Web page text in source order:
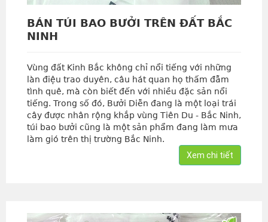
BÁN TÚI BAO BƯỞI TRÊN ĐẤT BẮC
NINH
Vùng đất Kinh Bắc không chỉ nổi tiếng với những
làn điệu trao duyên, câu hát quan họ thấm đẫm
tình quê, mà còn biết đến với nhiều đặc sản nổi
tiếng. Trong số đó, Bưởi Diễn đang là một loại trái
cây được nhân rộng khắp vùng Tiên Du - Bắc Ninh,
túi bao bưởi cũng là một sản phẩm đang làm mưa
làm gió trên thị trường Bắc Ninh.
Xem chi tiết